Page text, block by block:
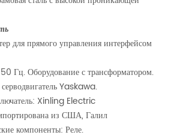
для прямого управления интерфейсом
Гц. Оборудование с трансформатором.
Yaskawa.
Xinling Electric
из США, Галил
компоненты: Реле.